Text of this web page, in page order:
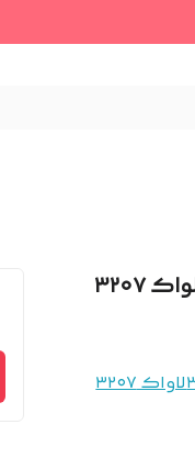
لاواک ۳۲۰۷